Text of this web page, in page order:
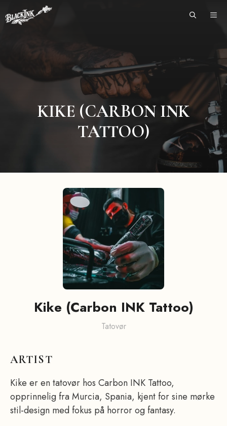
to
KIKE (CARBON INK
TATTOO)
Kike (Carbon INK Tattoo)
Tatovør
ARTIST
Kike er en tatovør hos Carbon INK Tattoo,
opprinnelig fra Murcia, Spania, kjent for sine mørke
stil-design med fokus på horror og fantasy.